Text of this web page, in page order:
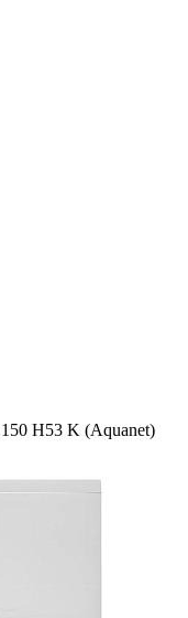
H53 K (Aquanet)